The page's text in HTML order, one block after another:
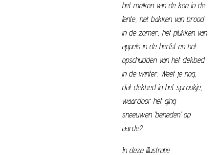
het melken van de koe in de
lente, het bakken van brood
in de zomer, het plukken van
appels in de herfst en het
opschudden van het dekbed
in de winter. Weet je nog,
dat dekbed in het sprookje,
waardoor het ging
sneeuwen ‘beneden’ op
aarde?
In deze illustratie